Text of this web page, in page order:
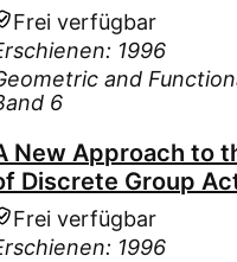
Frei verfügbar
1996
and
6
New Approach to
Discrete Group
Frei verfügbar
1996